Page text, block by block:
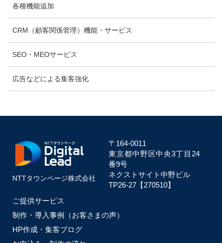
各種機能追加
CRM（顧客関係管理）機能・サービス
SEO・MEOサービス
広告などによる集客強化
NTTタウンページ株式会社
ご提供サービス
制作・導入事例（お客さまの声）
HP作成・集客ブログ
〒164-0011
東京都中野区中央3丁目24
番9号
ネクストサイト中野ビル
TP26-27【270510】